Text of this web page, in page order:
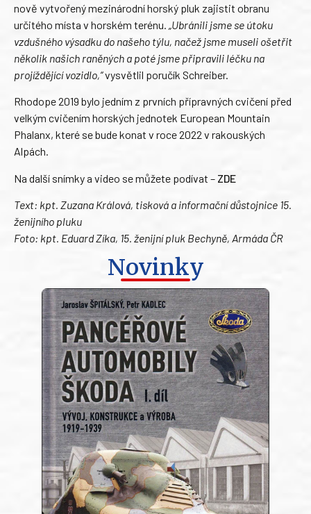
nově vytvořený mezinárodní horský pluk zajistit obranu
určitého místa v horském terénu.
„Ubránili jsme se útoku
vzdušného výsadku do našeho týlu, načež jsme museli ošetřit
několik našich raněných a poté jsme připravili léčku na
projíždějící vozidlo,“vysvětlil poručík Schreiber.
Rhodope 2019 bylo jedním z prvních přípravných cvičení před
velkým cvičením horských jednotek European Mountain
Phalanx, které se bude konat v roce 2022 v rakouských
Alpách.
Na další snímky a video se můžete podívat – ZDE
Text: kpt. Zuzana Králová, tisková a informační důstojnice 15.
ženijního pluku
Foto: kpt. Eduard Zíka, 15. ženijní pluk Bechyně, Armáda ČR
Novinky